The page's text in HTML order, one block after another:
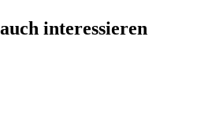
interessieren